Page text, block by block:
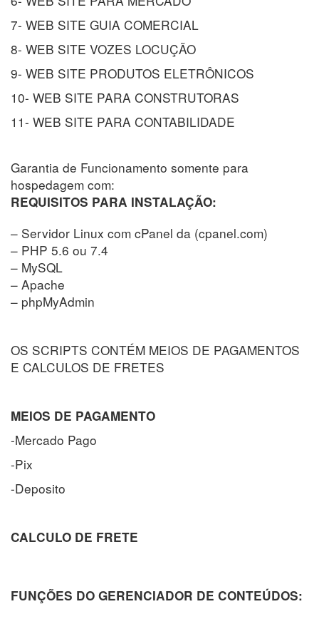
7- WEB SITE GUIA COMERCIAL
8- WEB SITE VOZES LOCUÇÃO
9- WEB SITE PRODUTOS ELETRÔNICOS
10- WEB SITE PARA CONSTRUTORAS
11- WEB SITE PARA CONTABILIDADE
Garantia de Funcionamento somente para
hospedagem com:
REQUISITOS PARA INSTALAÇÃO:
– Servidor Linux com cPanel da (cpanel.com)
– PHP 5.6 ou 7.4
– MySQL
– Apache
– phpMyAdmin
OS SCRIPTS CONTÉM MEIOS DE PAGAMENTOS
E CALCULOS DE FRETES
MEIOS DE PAGAMENTO
-Mercado Pago
-Pix
-Deposito
CALCULO DE FRETE
FUNÇÕES DO GERENCIADOR DE CONTEÚDOS: